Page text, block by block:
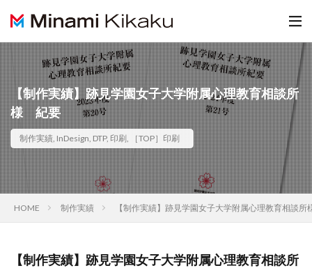
【制作実績】跡見学園女子大学附属心理教育相談所
様 紀要
制作実績, InDesign, DTP, 印刷, ［TOP］印刷
HOME 制作実績 【制作実績】跡見学園女子大学附属心理教育相談
【制作実績】跡見学園女子大学附属心理教育相談所